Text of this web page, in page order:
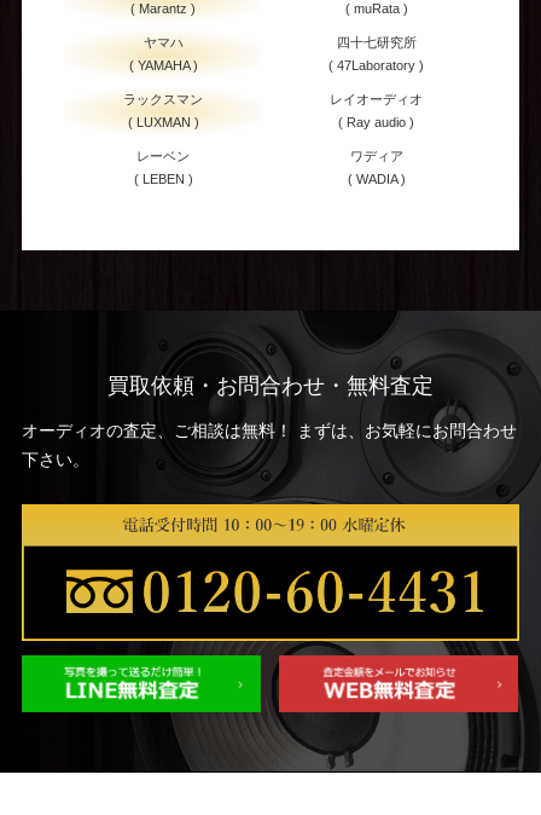
( Marantz )
( muRata )
ヤマハ
( YAMAHA )
四十七研究所
( 47Laboratory )
ラックスマン
( LUXMAN )
レイオーディオ
( Ray audio )
レーベン
( LEBEN )
ワディア
( WADIA )
買取依頼・お問合わせ・無料査定
オーディオの査定、ご相談は無料！ まずは、お気軽にお問合わせ
下さい。